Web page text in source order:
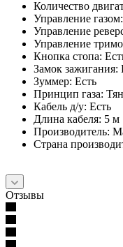
Количество
Управление
Управление
Управление
Кнопка стопа:
Замок зажигания:
Зуммер: Есть
Принцип газа:
Кабель д/у: Есть
Длина кабеля: 5 м
Производитель:
Страна
Отзывы